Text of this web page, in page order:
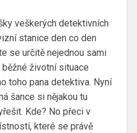
veškerých detektivních
stanice den co den
se určitě nejednou sami
životní situace
toho pana detektiva. Nyní
šance si nějakou tu
Kde? No přeci v
které se právě